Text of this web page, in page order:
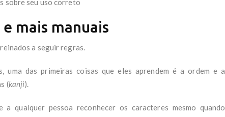
sobre seu uso correto
mais manuais
a seguir regras.
uma das primeiras coisas que eles aprendem é a ordem e a
(kanji).
qualquer pessoa reconhecer os caracteres mesmo quando